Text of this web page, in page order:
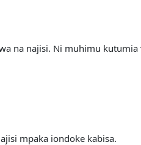
na najisi. Ni muhimu
mpaka iondoke kabisa.